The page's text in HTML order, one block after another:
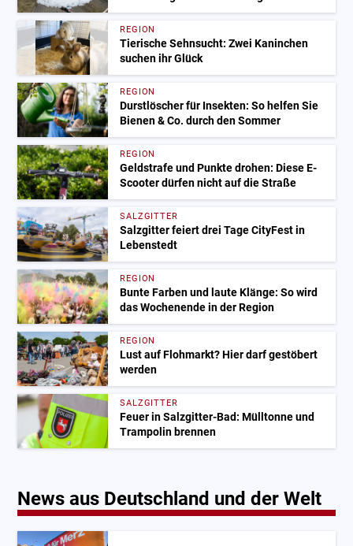
REGION
Tierische Sehnsucht: Zwei Kaninchen
suchen ihr Glück
REGION
Durstlöscher für Insekten: So helfen Sie
Bienen & Co. durch den Sommer
REGION
Geldstrafe und Punkte drohen: Diese E-
Scooter dürfen nicht auf die Straße
SALZGITTER
Salzgitter feiert drei Tage CityFest in
Lebenstedt
REGION
Bunte Farben und laute Klänge: So wird
das Wochenende in der Region
REGION
Lust auf Flohmarkt? Hier darf gestöbert
werden
SALZGITTER
Feuer in Salzgitter-Bad: Mülltonne und
Trampolin brennen
News aus Deutschland und der Welt